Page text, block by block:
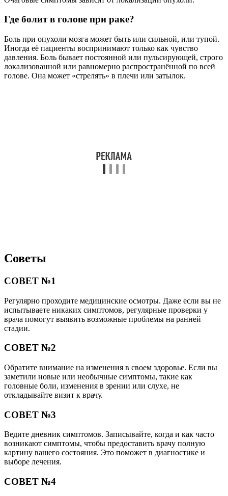
Где болит в голове при раке?
Боль при опухоли мозга может быть или сильной, или тупой.
Иногда её пациенты воспринимают только как чувство
давления. Боль бывает постоянной или пульсирующей, строго
локализованной или равномерно распространённой по всей
голове. Она может «стрелять» в плечи или затылок.
Советы
СОВЕТ №1
Регулярно проходите медицинские осмотры. Даже если вы не
испытываете никаких симптомов, регулярные проверки у
врача помогут выявить возможные проблемы на ранней
стадии.
СОВЕТ №2
Обратите внимание на изменения в своем здоровье. Если вы
заметили новые или необычные симптомы, такие как
головные боли, изменения в зрении или слухе, не
откладывайте визит к врачу.
СОВЕТ №3
Ведите дневник симптомов. Записывайте, когда и как часто
возникают симптомы, чтобы предоставить врачу полную
картину вашего состояния. Это поможет в диагностике и
выборе лечения.
СОВЕТ №4